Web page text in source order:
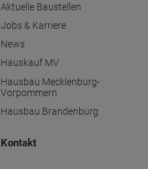
Aktuelle Baustellen
Jobs & Karriere
News
Hauskauf MV
Hausbau Mecklenburg-
Vorpommern
Hausbau Brandenburg
Kontakt